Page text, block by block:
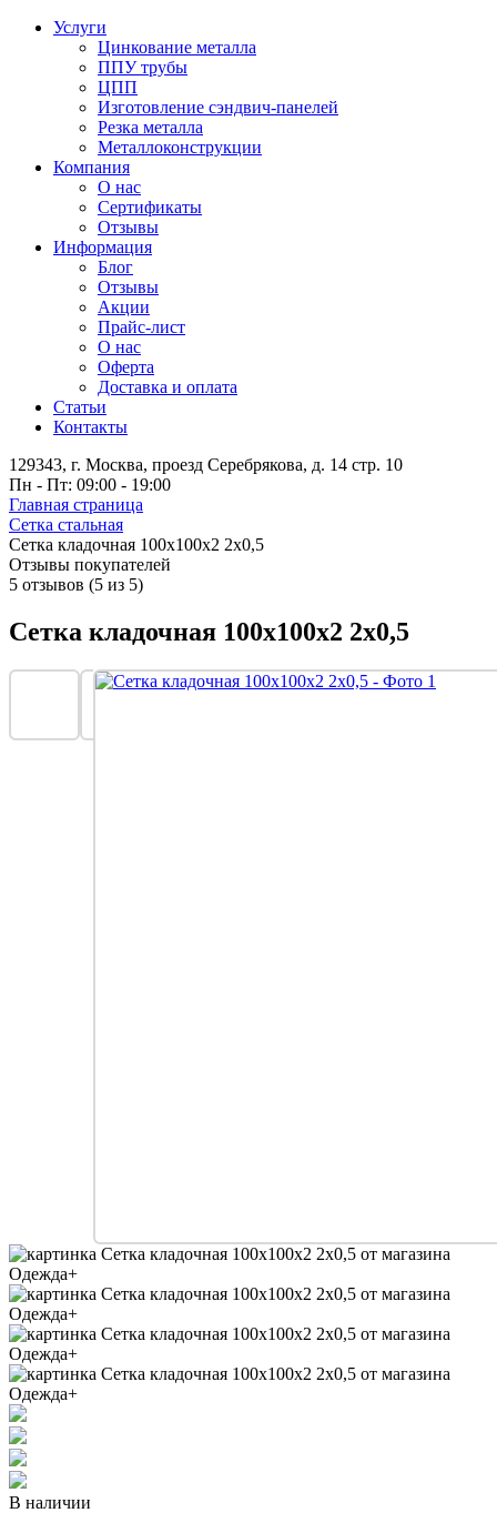
Услуги
Цинкование металла
ППУ трубы
ЦПП
Изготовление сэндвич-панелей
Резка металла
Металлоконструкции
Компания
О нас
Сертификаты
Отзывы
Информация
Блог
Отзывы
Акции
Прайс-лист
О нас
Оферта
Доставка и оплата
Статьи
Контакты
129343, г. Москва, проезд Серебрякова, д. 14 стр. 10
Пн - Пт: 09:00 - 19:00
Главная страница
Сетка стальная
Сетка кладочная 100х100x2 2х0,5
Отзывы покупателей
5 отзывов (5 из 5)
Сетка кладочная 100х100x2 2х0,5
В наличии